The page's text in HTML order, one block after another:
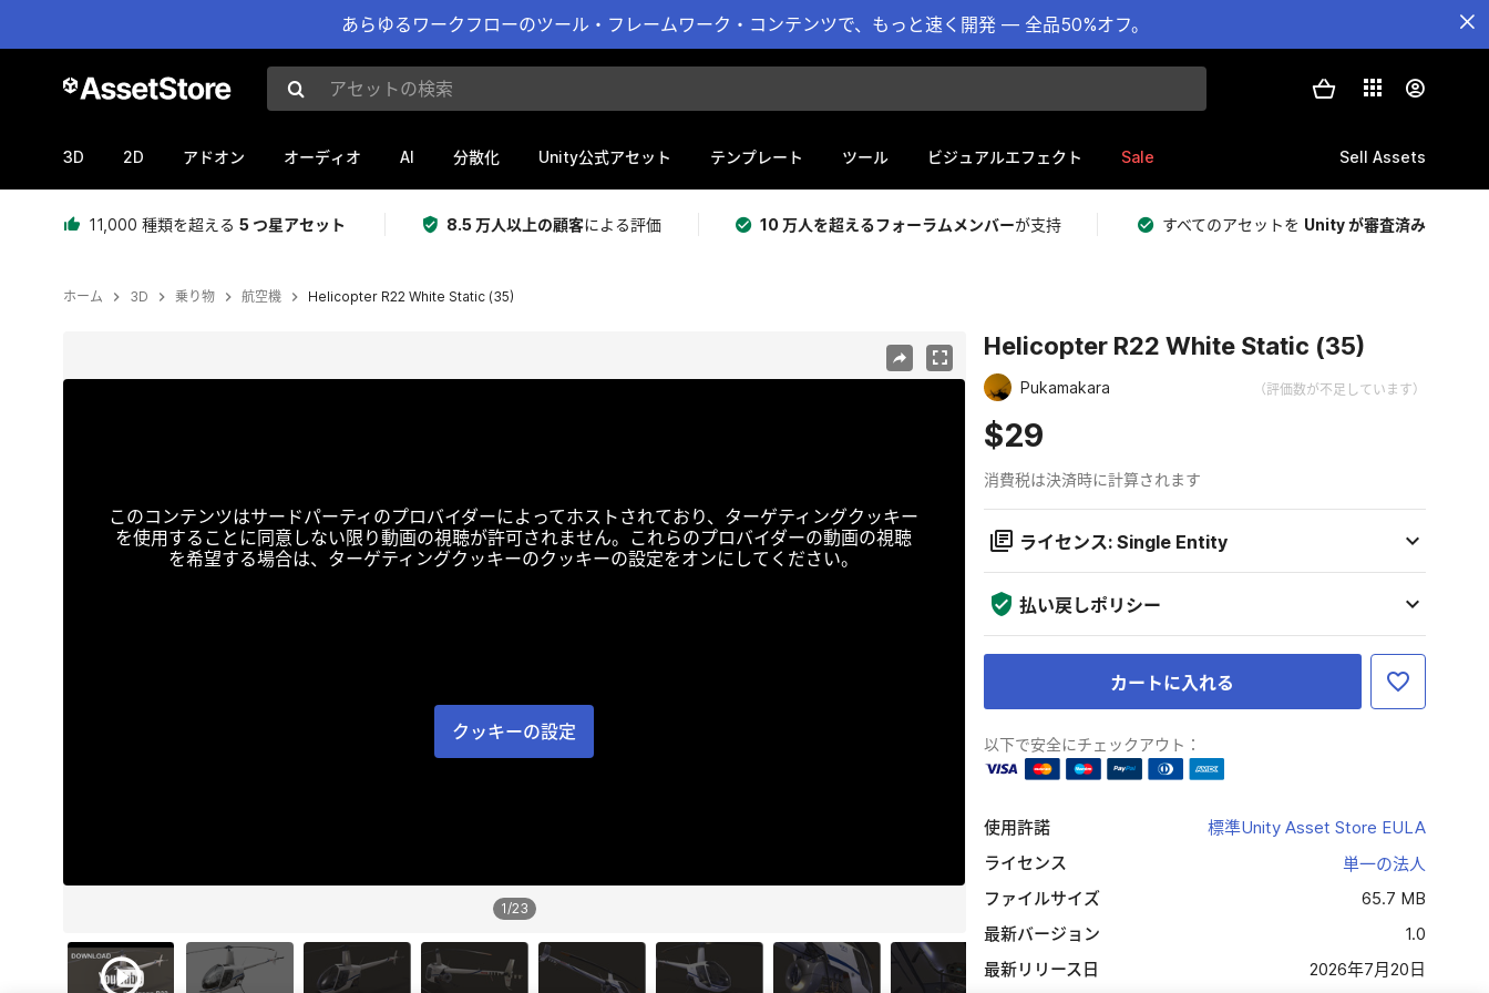
あらゆるワークフローのツール・フレームワーク・コンテンツで、もっと速く開発 — 全品50%オフ。
アセットの検索
3D 2D アドオン オーディオ AI 分散化 Unity公式アセット テンプレート ツール ビジュアルエフェクト Sale Sell Assets
11,000 種類を超える 5 つ星アセット 8.5 万人以上の顧客による評価 10 万人を超えるフォーラムメンバーが支持 すべてのアセットを Unity が審査済み
ホーム 3D 乗り物 航空機 Helicopter R22 White Static (35)
このコンテンツはサードパーティのプロバイダーによってホストされており、ターゲティングクッキー
を使用することに同意しない限り動画の視聴が許可されません。これらのプロバイダーの動画の視聴
を希望する場合は、ターゲティングクッキーのクッキーの設定をオンにしてください。
クッキーの設定
1/23
Helicopter R22 White Static (35)
Pukamakara （評価数が不足しています）
$29
消費税は決済時に計算されます
ライセンス: Single Entity
払い戻しポリシー
カートに入れる
以下で安全にチェックアウト：
使用許諾
標準Unity Asset Store EULA
ライセンス
単一の法人
ファイルサイズ
65.7 MB
最新バージョン
1.0
最新リリース日
2026年7月20日